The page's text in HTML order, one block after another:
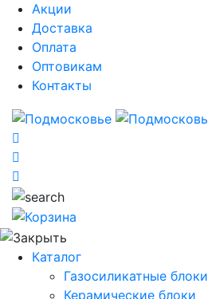
Акции
Доставка
Оплата
Оптовикам
Контакты
Каталог
Газосиликатные блоки
Керамические блоки